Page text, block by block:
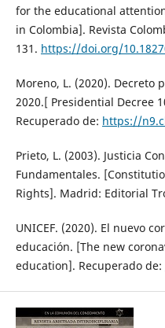
for the educational
in Colombia]. Revista
131. https://doi.org/
Moreno, L. (2020). Decreto
2020.[ Presidential Decree
Recuperado de: https://
Prieto, L. (2003). Justicia
Fundamentales.
Rights]. Madrid: Editorial
UNICEF. (2020). El nuevo
educación. [The new
education]. Recuperado de: